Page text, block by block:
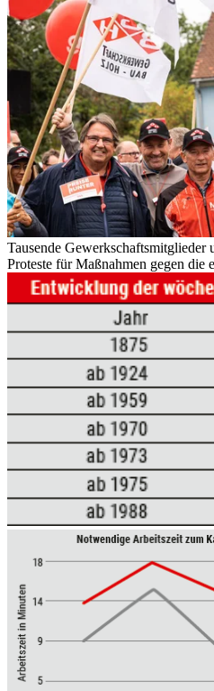
Tausende Gewerkschaftsmitglieder
Proteste für Maßnahmen gegen die